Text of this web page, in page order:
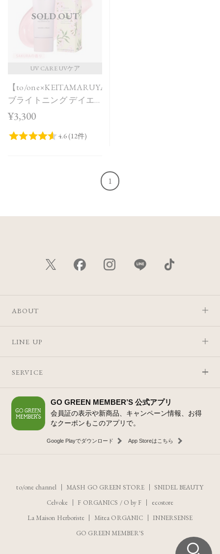
SOLD OUT
UV CARE UVケア
【to/one×KEITAMARUYAMA】
ブライトニング デイエ
ッセンス UV SAKURA in
¥3,300
1
ABOUT
LINE UP
SERVICE
GO GREEN MEMBER’S 公式アプリ
会員証の表示や新商品、キャンペーン情報、お得
なクーポンもこのアプリで。
Google Playでダウンロード App Storeはこちら
to/one channel MASH GO GREEN STORE
SNIDEL BEAUTY
Celvoke
F ORGANICS / O by F
ecostore
La Maison Herboriste
Mitea ORGANIC
INNERSENSE
GO GREEN MEMBER'S